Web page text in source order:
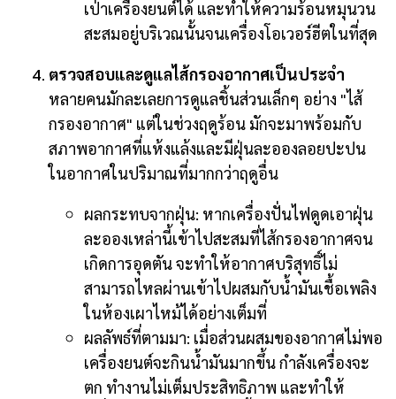
เป่าเครื่องยนต์ได้ และทำให้ความร้อนหมุนวน
สะสมอยู่บริเวณนั้นจนเครื่องโอเวอร์ฮีตในที่สุด
ตรวจสอบและดูแลไส้กรองอากาศเป็นประจำ
หลายคนมักละเลยการดูแลชิ้นส่วนเล็กๆ อย่าง "ไส้
กรองอากาศ" แต่ในช่วงฤดูร้อน มักจะมาพร้อมกับ
สภาพอากาศที่แห้งแล้งและมีฝุ่นละอองลอยปะปน
ในอากาศในปริมาณที่มากกว่าฤดูอื่น
ผลกระทบจากฝุ่น: หากเครื่องปั่นไฟดูดเอาฝุ่น
ละอองเหล่านี้เข้าไปสะสมที่ไส้กรองอากาศจน
เกิดการอุดตัน จะทำให้อากาศบริสุทธิ์ไม่
สามารถไหลผ่านเข้าไปผสมกับน้ำมันเชื้อเพลิง
ในห้องเผาไหม้ได้อย่างเต็มที่
ผลลัพธ์ที่ตามมา: เมื่อส่วนผสมของอากาศไม่พอ
เครื่องยนต์จะกินน้ำมันมากขึ้น กำลังเครื่องจะ
ตก ทำงานไม่เต็มประสิทธิภาพ และทำให้